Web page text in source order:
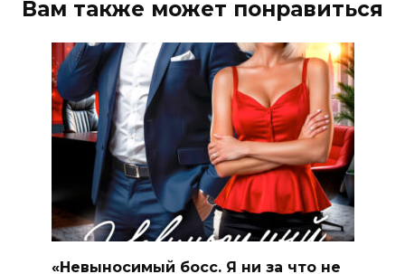
Вам также может понравиться
«Невыносимый босс. Я ни за что не